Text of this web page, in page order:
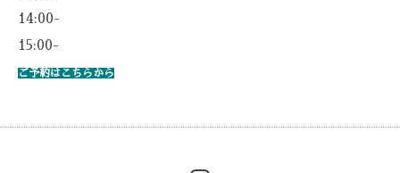
14:00-
15:00-
ご予約はこちらから